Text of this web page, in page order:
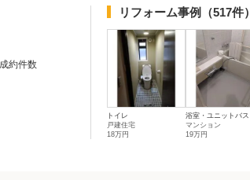
約件数
リフォーム事例 （517件）
トイレ
戸建住宅
18万円
浴室・ユニットバス
マンション
19万円